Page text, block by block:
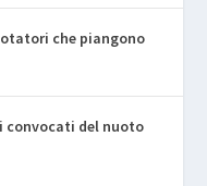
che piangono
convocati del nuoto